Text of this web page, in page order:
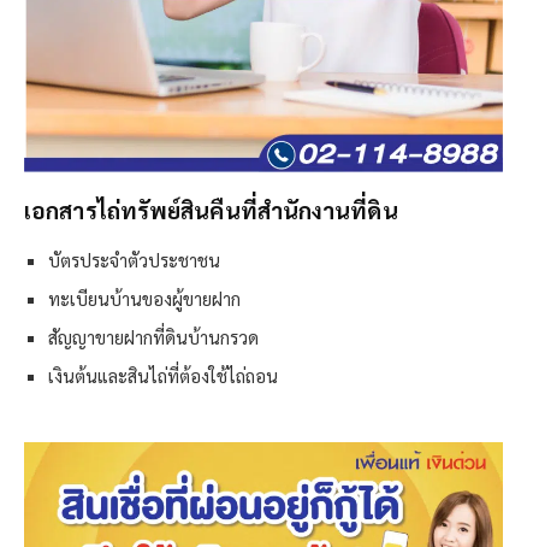
เอกสารไถ่ทรัพย์สินคืนที่สำนักงานที่ดิน
บัตรประจำตัวประชาชน
ทะเบียนบ้านของผู้ขายฝาก
สัญญาขายฝากที่ดินบ้านกรวด
เงินต้นและสินไถ่ที่ต้องใช้ไถ่ถอน